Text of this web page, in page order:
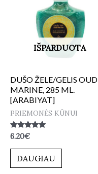
IŠPARDUOTA
DUŠO ŽELE/GELIS OUD
MARINE, 285 ML.
[ARABIYAT]
PRIEMONĖS KŪNUI
Įvertinimas:
5.00
iš 5
6.20€
DAUGIAU